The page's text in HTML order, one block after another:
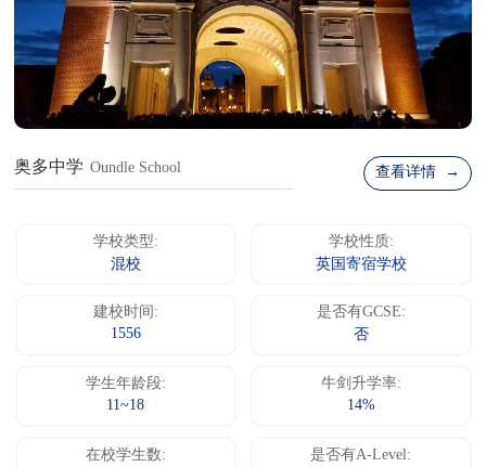
奥多中学 Oundle School 查看详情 →
学校类型:
混校
学校性质:
英国寄宿学校
建校时间:
1556
是否有GCSE:
否
学生年龄段:
11~18
牛剑升学率:
14%
在校学生数:
是否有A-Level: